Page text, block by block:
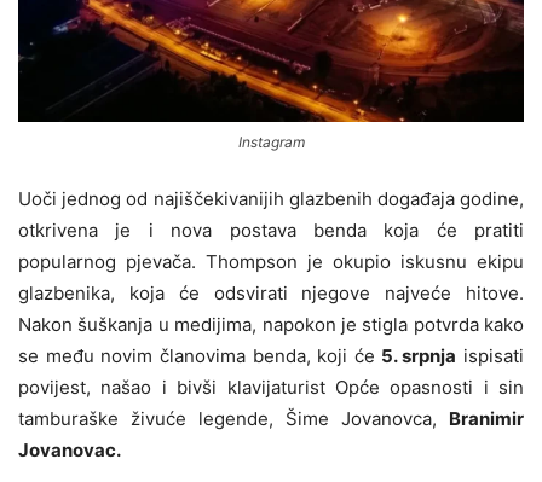
Instagram
Uoči jednog od najiščekivanijih glazbenih događaja godine,
otkrivena je i nova postava benda koja će pratiti
popularnog pjevača. Thompson je okupio iskusnu ekipu
glazbenika, koja će odsvirati njegove najveće hitove.
Nakon šuškanja u medijima, napokon je stigla potvrda kako
se među novim članovima benda, koji će 5. srpnja ispisati
povijest, našao i bivši klavijaturist Opće opasnosti i sin
tamburaške živuće legende, Šime Jovanovca, Branimir
Jovanovac.